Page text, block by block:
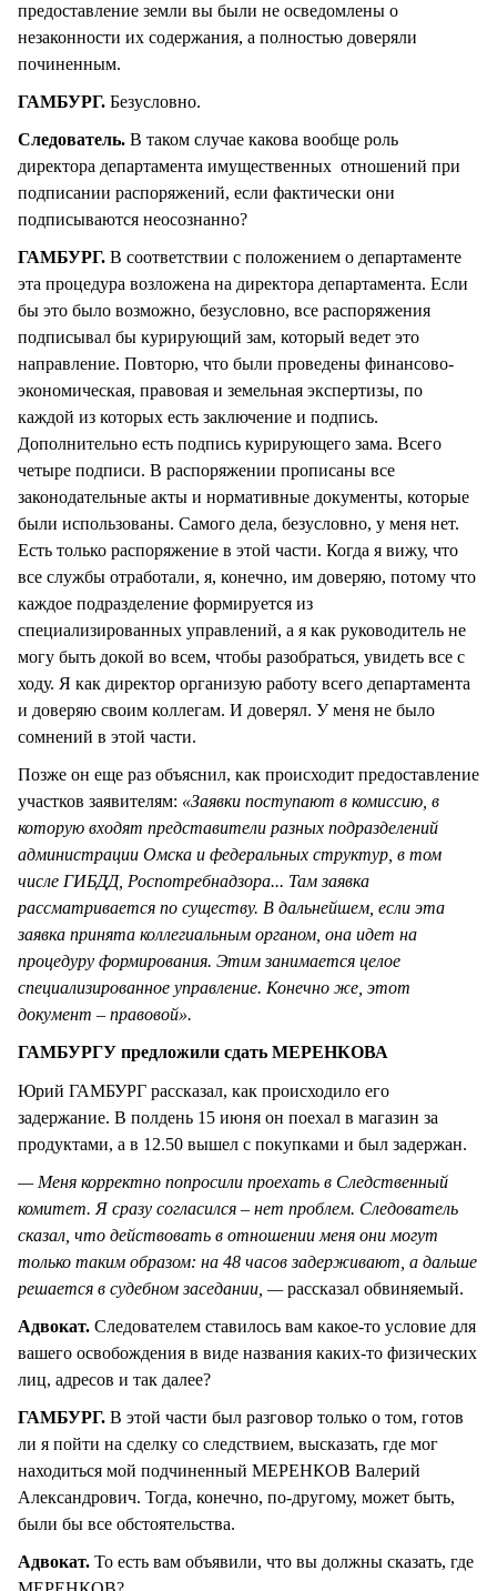
предоставление земли вы были не осведомлены о
незаконности их содержания, а полностью доверяли
починенным.
ГАМБУРГ. Безусловно.
Следователь. В таком случае какова вообще роль
директора департамента имущественных отношений при
подписании распоряжений, если фактически они
подписываются неосознанно?
ГАМБУРГ. В соответствии с положением о департаменте
эта процедура возложена на директора департамента. Если
бы это было возможно, безусловно, все распоряжения
подписывал бы курирующий зам, который ведет это
направление. Повторю, что были проведены финансово-
экономическая, правовая и земельная экспертизы, по
каждой из которых есть заключение и подпись.
Дополнительно есть подпись курирующего зама. Всего
четыре подписи. В распоряжении прописаны все
законодательные акты и нормативные документы, которые
были использованы. Самого дела, безусловно, у меня нет.
Есть только распоряжение в этой части. Когда я вижу, что
все службы отработали, я, конечно, им доверяю, потому что
каждое подразделение формируется из
специализированных управлений, а я как руководитель не
могу быть докой во всем, чтобы разобраться, увидеть все с
ходу. Я как директор организую работу всего департамента
и доверяю своим коллегам. И доверял. У меня не было
сомнений в этой части.
Позже он еще раз объяснил, как происходит предоставление
участков заявителям: «Заявки поступают в комиссию, в
которую входят представители разных подразделений
администрации Омска и федеральных структур, в том
числе ГИБДД, Роспотребнадзора... Там заявка
рассматривается по существу. В дальнейшем, если эта
заявка принята коллегиальным органом, она идет на
процедуру формирования. Этим занимается целое
специализированное управление. Конечно же, этот
документ – правовой».
ГАМБУРГУ предложили сдать МЕРЕНКОВА
Юрий ГАМБУРГ рассказал, как происходило его
задержание. В полдень 15 июня он поехал в магазин за
продуктами, а в 12.50 вышел с покупками и был задержан.
— Меня корректно попросили проехать в Следственный
комитет. Я сразу согласился – нет проблем. Следователь
сказал, что действовать в отношении меня они могут
только таким образом: на 48 часов задерживают, а дальше
решается в судебном заседании, —рассказал обвиняемый.
Адвокат. Следователем ставилось вам какое-то условие для
вашего освобождения в виде названия каких-то физических
лиц, адресов и так далее?
ГАМБУРГ. В этой части был разговор только о том, готов
ли я пойти на сделку со следствием, высказать, где мог
находиться мой подчиненный МЕРЕНКОВ Валерий
Александрович. Тогда, конечно, по-другому, может быть,
были бы все обстоятельства.
Адвокат. То есть вам объявили, что вы должны сказать, где